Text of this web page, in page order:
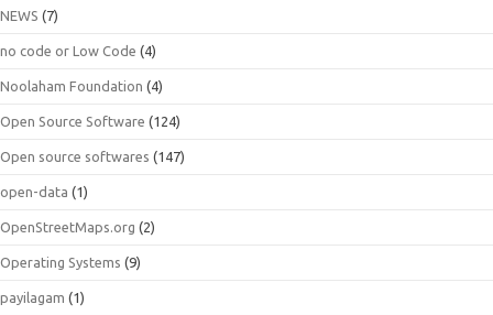
NEWS (7)
no code or Low Code (4)
Noolaham Foundation (4)
Open Source Software (124)
Open source softwares (147)
open-data (1)
OpenStreetMaps.org (2)
Operating Systems (9)
payilagam (1)